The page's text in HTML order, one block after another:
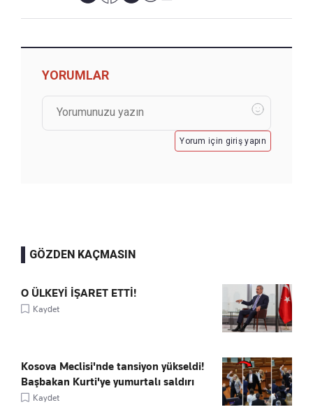
YORUMLAR
Yorum için giriş yapın
GÖZDEN KAÇMASIN
O ÜLKEYİ İŞARET ETTİ!
Kaydet
Kosova Meclisi'nde tansiyon yükseldi!
Başbakan Kurti'ye yumurtalı saldırı
Kaydet